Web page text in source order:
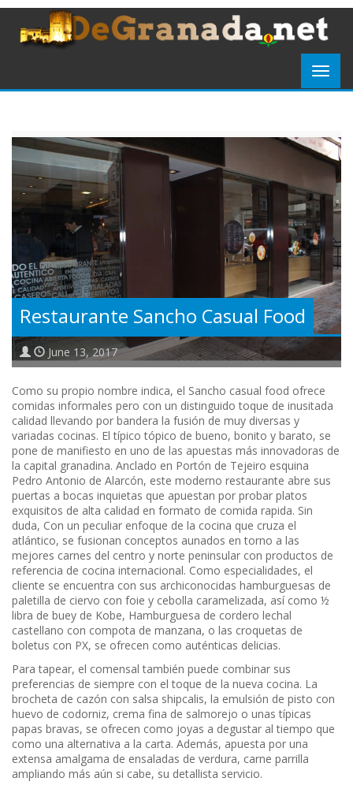
Restaurante Sancho Casual Food
June 13, 2017
Como su propio nombre indica, el Sancho casual food ofrece
comidas informales pero con un distinguido toque de inusitada
calidad llevando por bandera la fusión de muy diversas y
variadas cocinas. El típico tópico de bueno, bonito y barato, se
pone de manifiesto en uno de las apuestas más innovadoras de
la capital granadina. Anclado en Portón de Tejeiro esquina
Pedro Antonio de Alarcón, este moderno restaurante abre sus
puertas a bocas inquietas que apuestan por probar platos
exquisitos de alta calidad en formato de comida rapida. Sin
duda, Con un peculiar enfoque de la cocina que cruza el
atlántico, se fusionan conceptos aunados en torno a las
mejores carnes del centro y norte peninsular con productos de
referencia de cocina internacional. Como especialidades, el
cliente se encuentra con sus archiconocidas hamburguesas de
paletilla de ciervo con foie y cebolla caramelizada, así como ½
libra de buey de Kobe, Hamburguesa de cordero lechal
castellano con compota de manzana, o las croquetas de
boletus con PX, se ofrecen como auténticas delicias.
Para tapear, el comensal también puede combinar sus
preferencias de siempre con el toque de la nueva cocina. La
brocheta de cazón con salsa shipcalis, la emulsión de pisto con
huevo de codorniz, crema fina de salmorejo o unas típicas
papas bravas, se ofrecen como joyas a degustar al tiempo que
como una alternativa a la carta. Además, apuesta por una
extensa amalgama de ensaladas de verdura, carne parrilla
ampliando más aún si cabe, su detallista servicio.